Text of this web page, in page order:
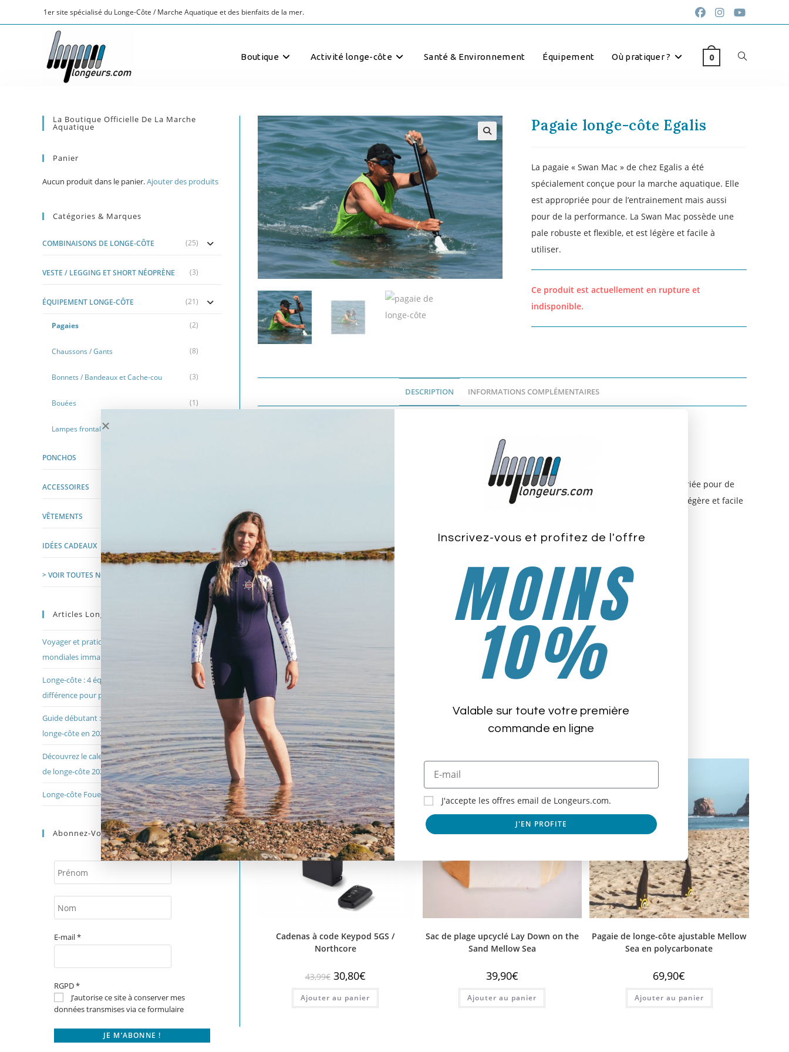
1er site spécialisé du Longe-Côte / Marche Aquatique et des bienfaits de la mer.
Boutique Activité longe-côte Santé & Environnement Équipement Où pratiquer ? 0
Pagaie longe-côte Egalis
La pagaie « Swan Mac » de chez Egalis a été
spécialement conçue pour la marche aquatique. Elle
est appropriée pour de l’entrainement mais aussi
pour de la performance. La Swan Mac possède une
pale robuste et flexible, et est légère et facile à
utiliser.
Ce produit est actuellement en rupture et
indisponible.
DESCRIPTION INFORMATIONS COMPLÉMENTAIRES
La Pagaie longe-côte Egalis « Swan Mac »
La pagaie « Swan Mac » de chez Egalis a été spécialement conçue pour la marche aquatique. Elle est appropriée pour de
l’entrainement mais aussi pour de la performance. La Swan Mac possède une pale robuste et flexible, et est légère et facile
à utiliser.
Caractéristiques :
Manche aluminium 30mm avec gaine thermorétractable
Pale en fybrilon de 46,5 x 18,5 cm
Anneau paregoutte
Poids 534 grammes.
Tailles existantes : 100, 105, 110, 115, 120, 125, 130 cm.
Délais de livraison entre 8 et 10 jours.
Produits similaires
Cadenas à code Keypod 5GS /
Northcore
43,99€ 30,80€
Ajouter au panier
Sac de plage upcyclé Lay Down on the
Sand Mellow Sea
39,90€
Ajouter au panier
Pagaie de longe-côte ajustable Mellow
Sea en polycarbonate
69,90€
Ajouter au panier
La Boutique Officielle De La Marche
Aquatique
Panier
Aucun produit dans le panier.Ajouter des produits
Catégories & Marques
COMBINAISONS DE LONGE-CÔTE (25)
VESTE / LEGGING ET SHORT NÉOPRÈNE (3)
ÉQUIPEMENT LONGE-CÔTE (21)
Pagaies (2)
Chaussons / Gants (8)
Bonnets / Bandeaux et Cache-cou (3)
Bouées (1)
Lampes frontales
PONCHOS
ACCESSOIRES
VÊTEMENTS
IDÉES CADEAUX
> VOIR TOUTES NOS MARQUES
Articles Longeurs.com
Voyager et pratiquer le longe-côte : 7 destinations
mondiales immanquable pour faire du longe-côte
Longe-côte : 4 équipements qui font vraiment la
différence pour performer
Guide débutant : Comment réussir vos débuts en
longe-côte en 2026
Découvrez le calendrier officiel des championnats
de longe-côte 2026
Longe-côte Fouesnant-Rando
Abonnez-Vous
E-mail*
RGPD*
J’autorise ce site à conserver mes
données transmises via ce formulaire
Inscrivez-vous et profitez de l'offre
MOINS
10%
Valable sur toute votre première
commande en ligne
J'accepte les offres email de Longeurs.com.
J'EN PROFITE